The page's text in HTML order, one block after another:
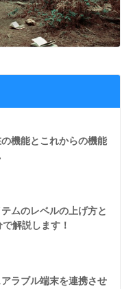
機能とこれからの機能
ムのレベルの上げ方と
解説します！
ラブル端末を連携させ